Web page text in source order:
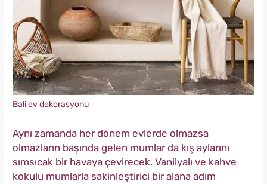
Bali ev dekorasyonu
Aynı zamanda her dönem evlerde olmazsa
olmazların başında gelen mumlar da kış aylarını
sımsıcak bir havaya çevirecek. Vanilyalı ve kahve
kokulu mumlarla sakinleştirici bir alana adım